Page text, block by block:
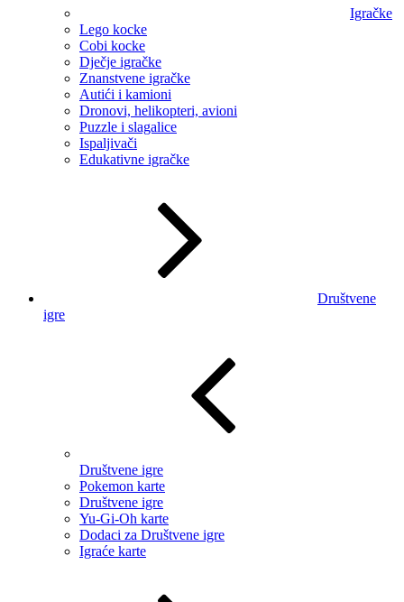
Igračke
Lego kocke
Cobi kocke
Dječje igračke
Znanstvene igračke
Autići i kamioni
Dronovi, helikopteri, avioni
Puzzle i slagalice
Ispaljivači
Edukativne igračke
Društvene
igre
Društvene igre
Pokemon karte
Društvene igre
Yu-Gi-Oh karte
Dodaci za Društvene igre
Igraće karte